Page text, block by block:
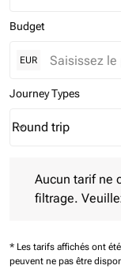
Budget
EUR
Journey Types
Journey Types
Round trip
keyboard_arrow_down
Aucun tarif ne
filtrage.
* Les tarifs affichés ont
peuvent ne pas être